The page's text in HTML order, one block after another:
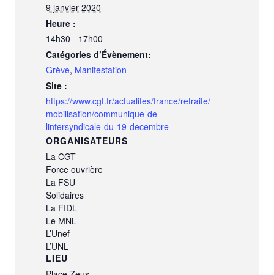
9 janvier 2020
Heure :
14h30 - 17h00
Catégories d’Évènement:
Grève, Manifestation
Site :
https://www.cgt.fr/actualites/france/retraite/
mobilisation/communique-de-
lintersyndicale-du-19-decembre
LIEU
ORGANISATEURS
La CGT
Force ouvrière
La FSU
Solidaires
La FIDL
Le MNL
L’Unef
L’UNL